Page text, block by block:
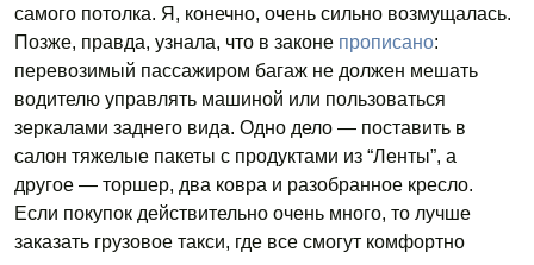
самого потолка. Я, конечно, очень сильно возмущалась.
Позже, правда, узнала, что в законе прописано:
перевозимый пассажиром багаж не должен мешать
водителю управлять машиной или пользоваться
зеркалами заднего вида. Одно дело — поставить в
салон тяжелые пакеты с продуктами из “Ленты”, а
другое — торшер, два ковра и разобранное кресло.
Если покупок действительно очень много, то лучше
заказать грузовое такси, где все смогут комфортно